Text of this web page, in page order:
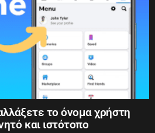
το όνομα χρήστη
και ιστότοπο